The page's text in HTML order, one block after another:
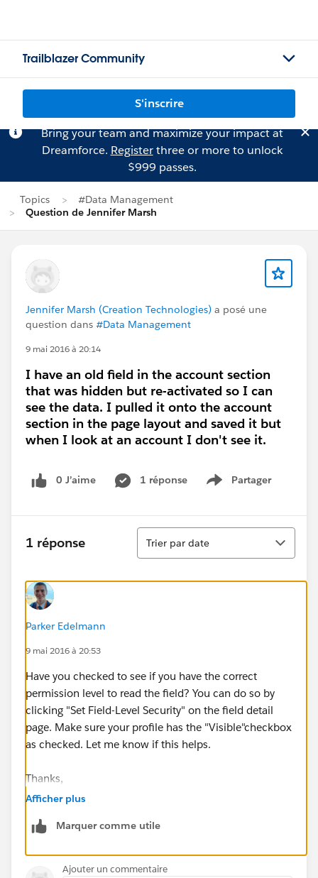
Trailblazer Community
S'inscrire
Bring your team and maximize your impact at
Dreamforce. Registerthree or more to unlock
$999 passes.
Topics
#Data Management
Question de Jennifer Marsh
Jennifer Marsh (Creation Technologies) a posé une
question dans #Data Management
9 mai 2016 à 20:14
I have an old field in the account section
that was hidden but re-activated so I can
see the data. I pulled it onto the account
section in the page layout and saved it but
when I look at an account I don't see it.
0 J’aime 1 réponse Partager
Show menu
1 réponse
Tri
Trier par date
Parker Edelmann
9 mai 2016 à 20:53
Have you checked to see if you have the correct
permission level to read the field? You can do so by
clicking "Set Field-Level Security" on the field detail
page. Make sure your profile has the "Visible"checkbox
as checked. Let me know if this helps.
Thanks,
Afficher plus
Marquer comme utile
Ajouter un commentaire